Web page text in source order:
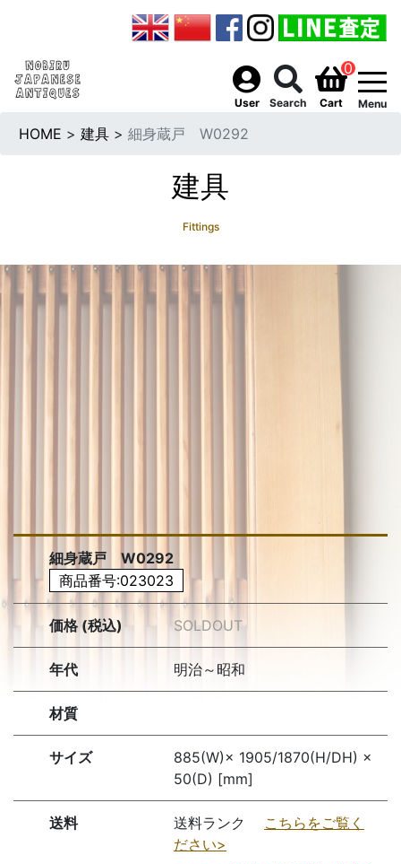
User Search
0
Cart Menu
HOME > 建具 > 細身蔵戸 W0292
建具
Fittings
細身蔵戸 W0292
商品番号:023023
価格 (税込) SOLDOUT
年代 明治～昭和
材質
サイズ
885(W)× 1905/1870(H/DH) ×
50(D) [mm]
送料 送料ランク こちらをご覧く
ださい>